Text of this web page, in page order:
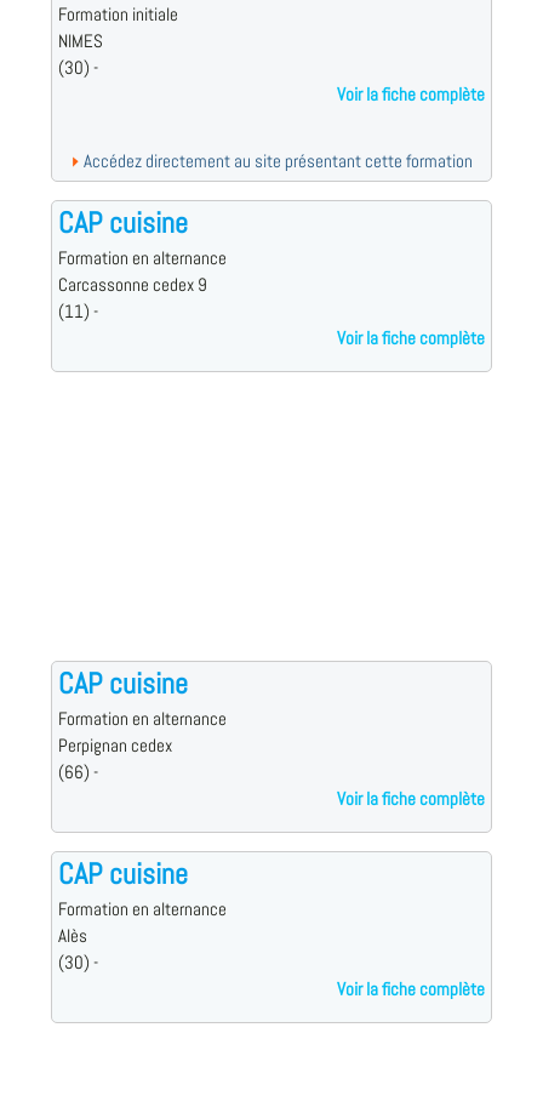
Formation initiale
NIMES
(30) -
Voir la fiche complète
Accédez directement au site présentant cette formation
CAP cuisine
Formation en alternance
Carcassonne cedex 9
(11) -
Voir la fiche complète
CAP cuisine
Formation en alternance
Perpignan cedex
(66) -
Voir la fiche complète
CAP cuisine
Formation en alternance
Alès
(30) -
Voir la fiche complète